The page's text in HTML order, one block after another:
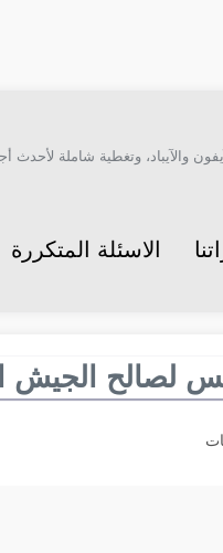
وتغطية شاملة لأحدث
الاسئلة المتكررة
لصالح الجيش